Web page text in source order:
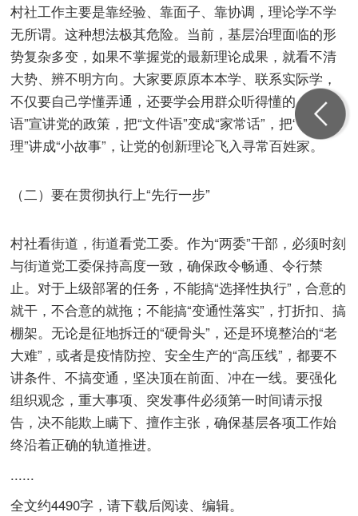
村社工作主要是靠经验、靠面子、靠协调，理论学不学
无所谓。这种想法极其危险。当前，基层治理面临的形
势复杂多变，如果不掌握党的最新理论成果，就看不清
大势、辨不明方向。大家要原原本本学、联系实际学，
不仅要自己学懂弄通，还要学会用群众听得懂的“乡音土
语”宣讲党的政策，把“文件语”变成“家常话”，把“大道
理”讲成“小故事”，让党的创新理论飞入寻常百姓家。
（二）要在贯彻执行上“先行一步”
村社看街道，街道看党工委。作为“两委”干部，必须时刻
与街道党工委保持高度一致，确保政令畅通、令行禁
止。对于上级部署的任务，不能搞“选择性执行”，合意的
就干，不合意的就拖；不能搞“变通性落实”，打折扣、搞
棚架。无论是征地拆迁的“硬骨头”，还是环境整治的“老
大难”，或者是疫情防控、安全生产的“高压线”，都要不
讲条件、不搞变通，坚决顶在前面、冲在一线。要强化
组织观念，重大事项、突发事件必须第一时间请示报
告，决不能欺上瞒下、擅作主张，确保基层各项工作始
终沿着正确的轨道推进。
......
全文约4490字，请下载后阅读、编辑。